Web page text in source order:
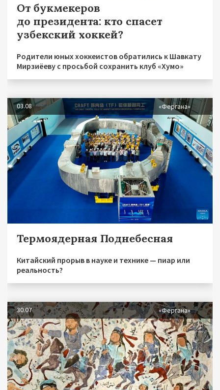
От букмекеров
до президента: кто спасет
узбекский хоккей?
Родители юных хоккеистов обратились к Шавкату
Мирзиёеву с просьбой сохранить клуб «Хумо»
03.08 «Фергана»
Термоядерная Поднебесная
Китайский прорыв в науке и технике — пиар или
реальность?
30.07 «Фергана»